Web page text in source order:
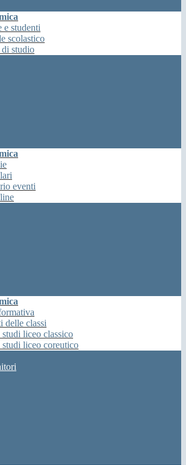
e studenti
scolastico
di studio
eventi
delle classi
liceo classico
studi liceo coreutico